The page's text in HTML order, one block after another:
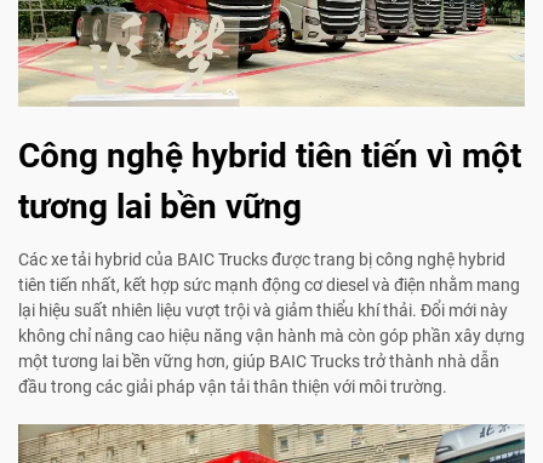
Công nghệ hybrid tiên tiến vì một
tương lai bền vững
Các xe tải hybrid của BAIC Trucks được trang bị công nghệ hybrid
tiên tiến nhất, kết hợp sức mạnh động cơ diesel và điện nhằm mang
lại hiệu suất nhiên liệu vượt trội và giảm thiểu khí thải. Đổi mới này
không chỉ nâng cao hiệu năng vận hành mà còn góp phần xây dựng
một tương lai bền vững hơn, giúp BAIC Trucks trở thành nhà dẫn
đầu trong các giải pháp vận tải thân thiện với môi trường.